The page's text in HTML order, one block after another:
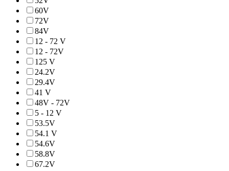
60V
72V
84V
12 - 72 V
12 - 72V
125 V
24.2V
29.4V
41 V
48V - 72V
5 - 12 V
53.5V
54.1 V
54.6V
58.8V
67.2V